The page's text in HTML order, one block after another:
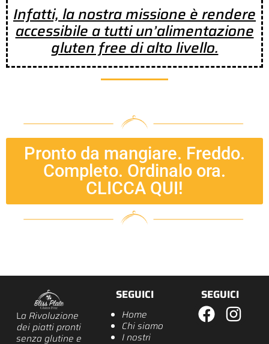
Infatti, la nostra missione è rendere
accessibile a tutti un’alimentazione
gluten free di alto livello.
Pronto da mangiare. Freddo.
Completo. Ordinalo ora.
CLICCA QUI!
La Rivoluzione
dei piatti pronti
senza glutine e
SEGUICI
Home
Chi siamo
I nostri
SEGUICI